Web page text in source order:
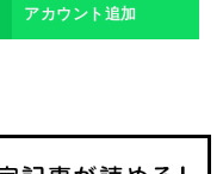
アカウント追加